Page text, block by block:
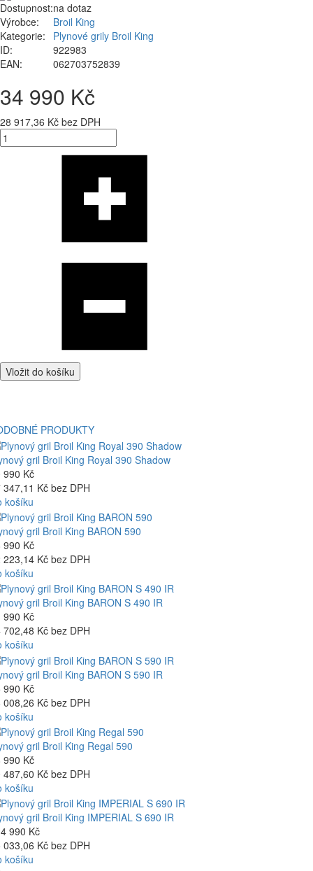
Dostupnost:na dotaz
Výrobce:
Broil King
Kategorie:
Plynové grily Broil King
ID:
922983
EAN:
062703752839
34 990 Kč
28 917,36 Kč bez DPH
Vložit do košíku
PRODUKTY
gril Broil King Royal 390 Shadow
990 Kč
347,11 Kč bez DPH
košíku
gril Broil King BARON 590
990 Kč
223,14 Kč bez DPH
košíku
gril Broil King BARON S 490 IR
990 Kč
702,48 Kč bez DPH
košíku
gril Broil King BARON S 590 IR
990 Kč
008,26 Kč bez DPH
košíku
gril Broil King Regal 590
990 Kč
487,60 Kč bez DPH
košíku
gril Broil King IMPERIAL S 690 IR
990 Kč
033,06 Kč bez DPH
košíku